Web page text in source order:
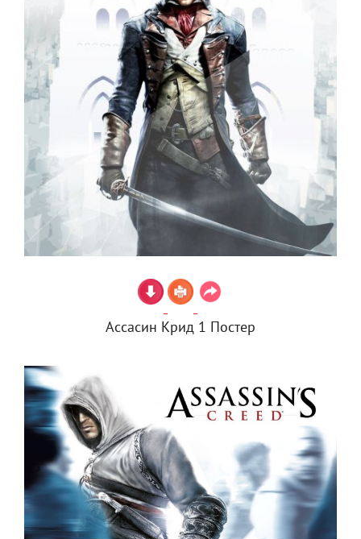
Ассасин Крид 1 Постер